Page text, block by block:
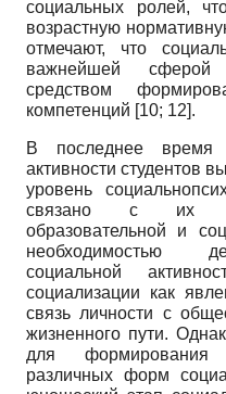
социальных ролей,
возрастную
отмечают, что
важнейшей сферой
средством
компетенций [10; 12].
В последнее время
активности студентов
уровень
связано с их
образовательной и
необходимостью
социальной
социализации как
связь личности с
жизненного пути.
для формирования
различных форм